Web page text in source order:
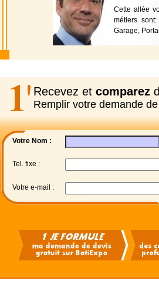
Cette allée
métiers
Garage,
Recevez et comparez
Remplir votre demande
Votre Nom :
Tel. fixe :
Votre e-mail :